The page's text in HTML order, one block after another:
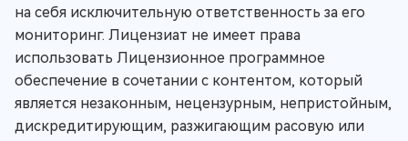
на себя исключительную ответственность за его
мониторинг. Лицензиат не имеет права
использовать Лицензионное программное
обеспечение в сочетании с контентом, который
является незаконным, нецензурным, непристойным,
дискредитирующим, разжигающим расовую или